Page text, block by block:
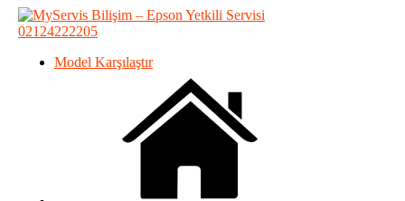
02124222205
Model Karşılaştır